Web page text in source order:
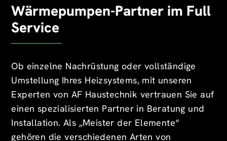
Wärmepumpen-Partner im Full
Service
Ob einzelne Nachrüstung oder vollständige
Umstellung Ihres Heizsystems, mit unseren
Experten von AF Haustechnik vertrauen Sie auf
einen spezialisierten Partner in Beratung und
Installation. Als „Meister der Elemente“
gehören die verschiedenen Arten von